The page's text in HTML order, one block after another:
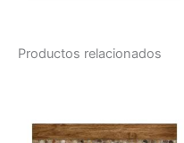
Productos relacionados